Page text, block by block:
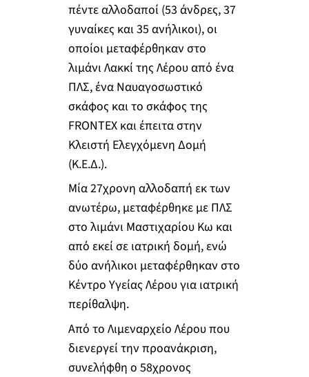
πέντε αλλοδαποί (53 άνδρες, 37
γυναίκες και 35 ανήλικοι), οι
οποίοι μεταφέρθηκαν στο
λιμάνι Λακκί της Λέρου από ένα
ΠΛΣ, ένα Ναυαγοσωστικό
σκάφος και το σκάφος της
FRONTEX και έπειτα στην
Κλειστή Ελεγχόμενη Δομή
(Κ.Ε.Δ.).
Μία 27χρονη αλλοδαπή εκ των
ανωτέρω, μεταφέρθηκε με ΠΛΣ
στο λιμάνι Μαστιχαρίου Κω και
από εκεί σε ιατρική δομή, ενώ
δύο ανήλικοι μεταφέρθηκαν στο
Κέντρο Υγείας Λέρου για ιατρική
περίθαλψη.
Από το Λιμεναρχείο Λέρου που
διενεργεί την προανάκριση,
συνελήφθη ο 58χρονος